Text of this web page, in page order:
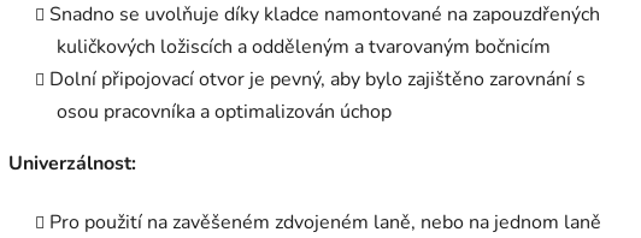
Snadno se uvolňuje díky kladce namontované na zapouzdřených
kuličkových ložiscích a odděleným a tvarovaným bočnicím
Dolní připojovací otvor je pevný, aby bylo zajištěno zarovnání s
osou pracovníka a optimalizován úchop
Univerzálnost:
Pro použití na zavěšeném zdvojeném laně, nebo na jednom laně